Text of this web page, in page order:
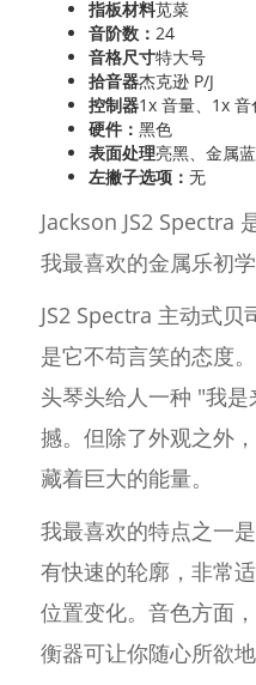
指板材料苋菜
音阶数： 24
音格尺寸特大号
拾音器杰克逊 P/J
控制器1x 音量、1x 音
硬件： 黑色
表面处理亮黑、金属
左撇子选项： 无
Jackson JS2 Spectra
我最喜欢的金属乐初
JS2 Spectra 主动式
是它不苟言笑的态度
头琴头给人一种 "我
撼。但除了外观之外
藏着巨大的能量。
我最喜欢的特点之一
有快速的轮廓，非常
位置变化。音色方面
衡器可让你随心所欲地